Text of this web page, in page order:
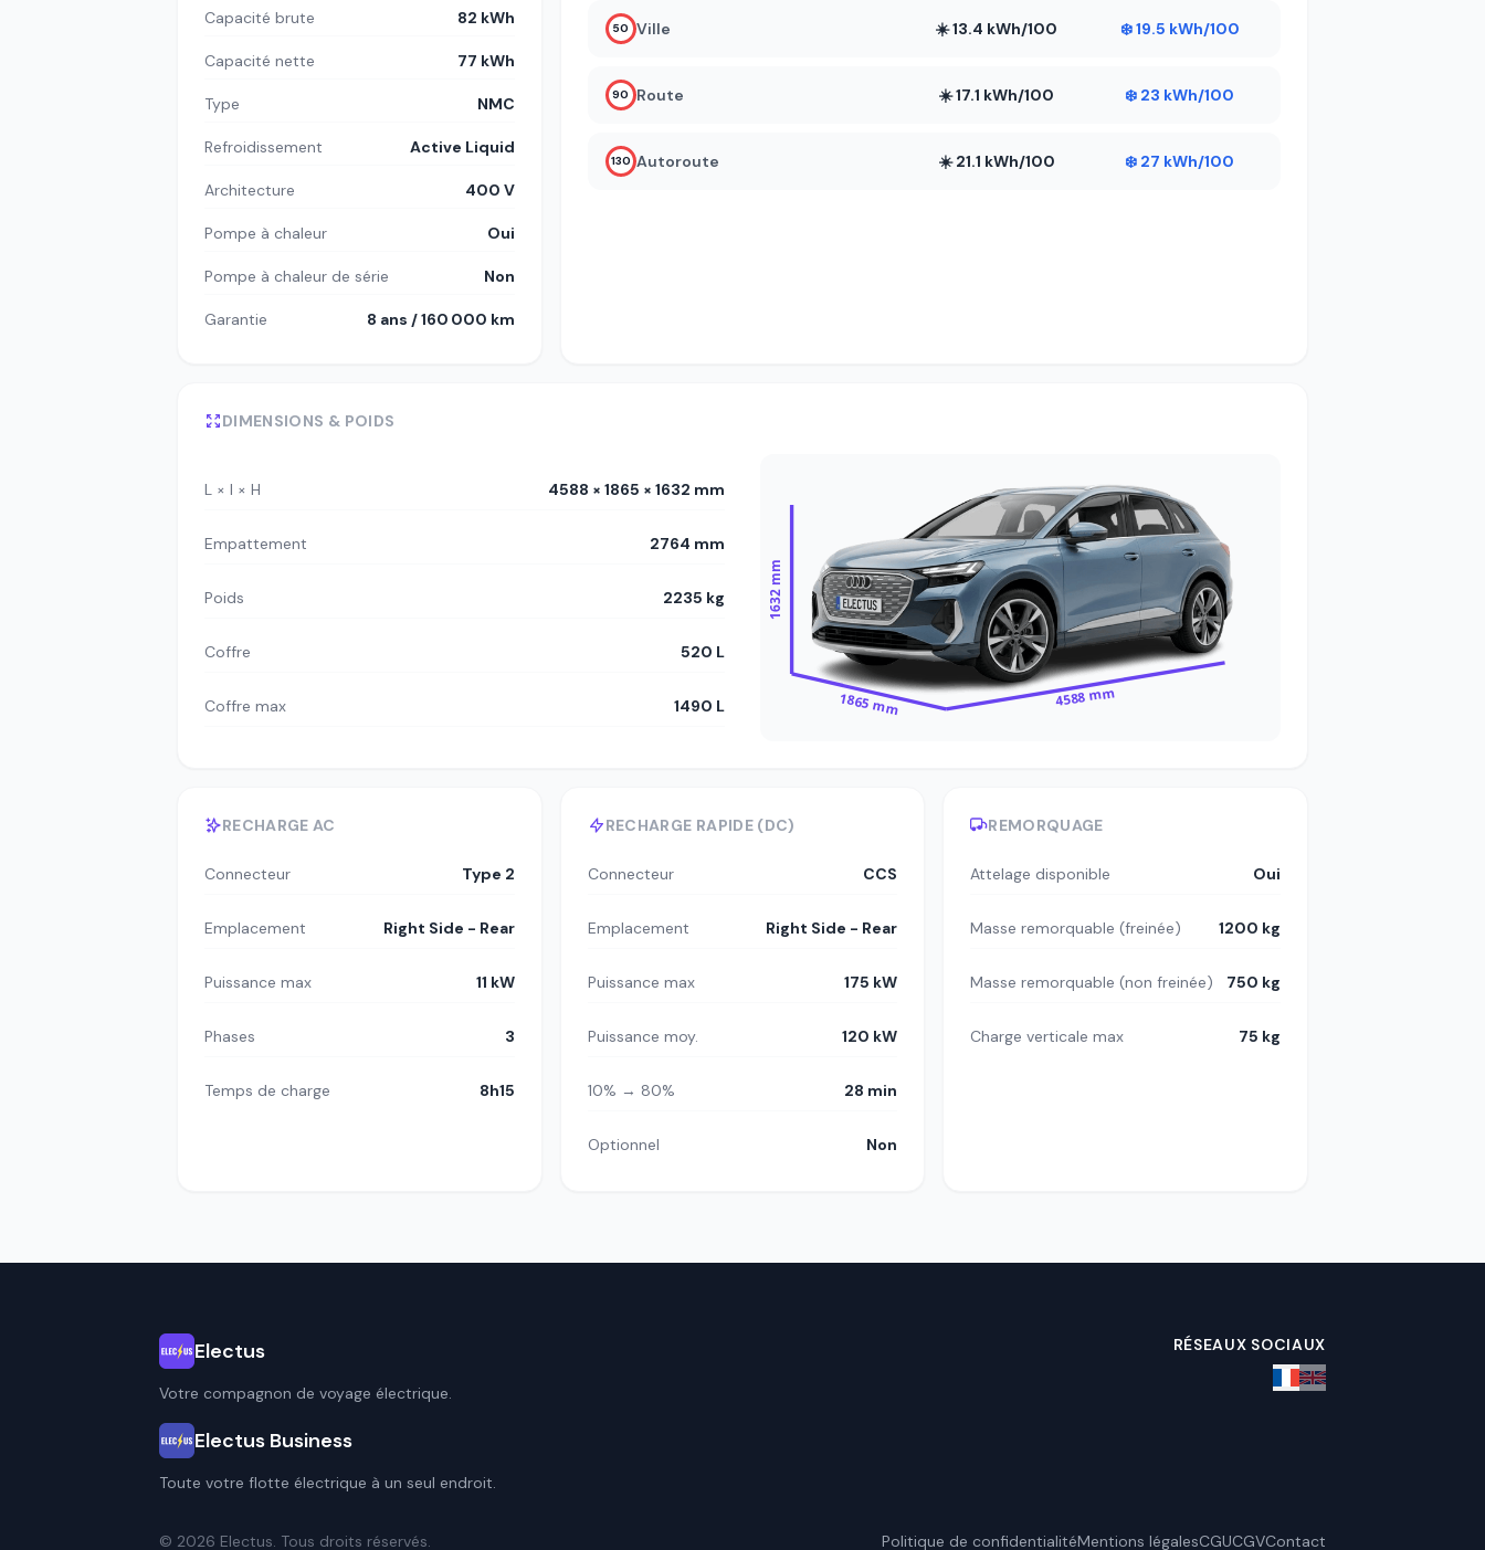
Capacité brute 82 kWh
Capacité nette 77 kWh
Type NMC
Refroidissement Active Liquid
Architecture 400 V
Pompe à chaleur Oui
Pompe à chaleur de série Non
Garantie 8 ans / 160 000 km
50 Ville ☀️ 13.4 kWh/100 ❄️ 19.5 kWh/100
90 Route ☀️ 17.1 kWh/100 ❄️ 23 kWh/100
130 Autoroute ☀️ 21.1 kWh/100 ❄️ 27 kWh/100
DIMENSIONS & POIDS
L × l × H 4588 × 1865 × 1632 mm
Empattement 2764 mm
Poids 2235 kg
Coffre 520 L
Coffre max 1490 L
1632 mm
1865 mm 4588 mm
RECHARGE AC
Connecteur Type 2
Emplacement Right Side - Rear
Puissance max 11 kW
Phases 3
Temps de charge 8h15
RECHARGE RAPIDE (DC)
Connecteur CCS
Emplacement Right Side - Rear
Puissance max 175 kW
Puissance moy. 120 kW
10% → 80% 28 min
Optionnel Non
REMORQUAGE
Attelage disponible Oui
Masse remorquable (freinée) 1200 kg
Masse remorquable (non freinée) 750 kg
Charge verticale max 75 kg
Electus
Votre compagnon de voyage électrique.
Electus Business
Toute votre flotte électrique à un seul endroit.
RÉSEAUX SOCIAUX
© 2026 Electus. Tous droits réservés. Politique de confidentialitéMentions légalesCGUCGVContact